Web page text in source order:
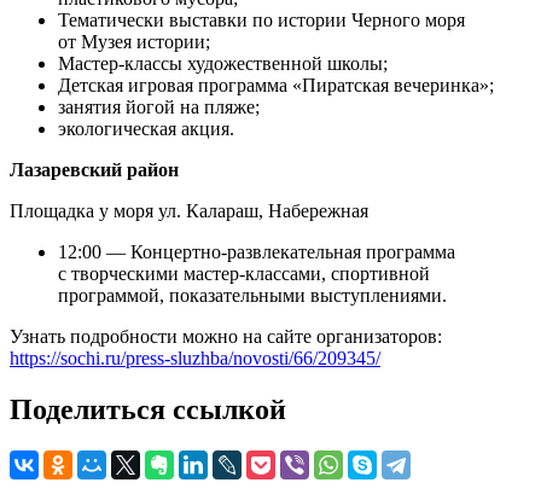
Тематически выставки по истории Черного моря
от Музея истории;
Мастер-классы художественной школы;
Детская игровая программа «Пиратская вечеринка»;
занятия йогой на пляже;
экологическая акция.
Лазаревский район
Площадка у моря ул. Калараш, Набережная
12:00 — Концертно-развлекательная программа
с творческими мастер-классами, спортивной
программой, показательными выступлениями.
Узнать подробности можно на сайте организаторов:
https://sochi.ru/press-sluzhba/novosti/66/209345/
Поделиться ссылкой